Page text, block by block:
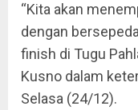
“Kita akan
dengan
finish di Tugu
Kusno dalam
Selasa (24/12).